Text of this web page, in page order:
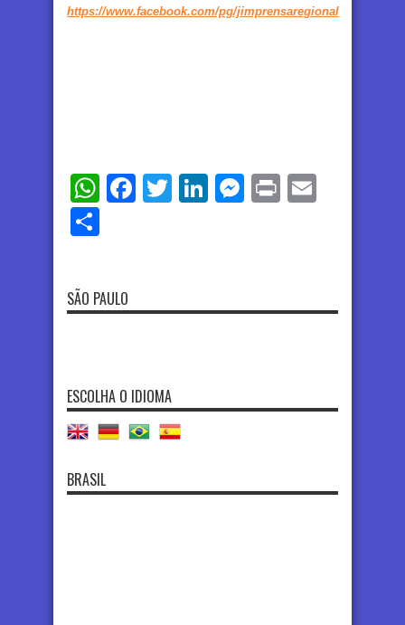
https://www.facebook.com/pg/jimprensaregional
WhatsApp
Facebook
TwitterLinkedIn
Messenger
Print
SÃO PAULO
ESCOLHA O IDIOMA
BRASIL